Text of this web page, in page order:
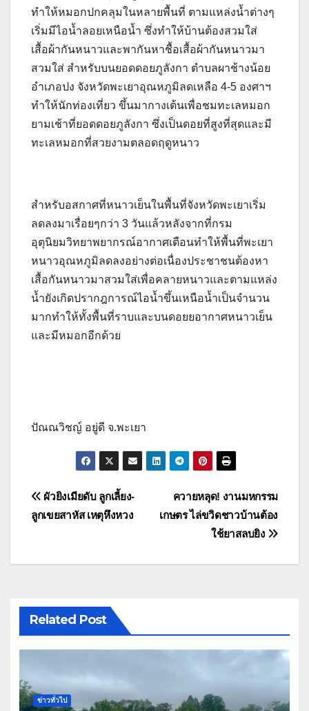
ทำให้หมอกปกคลุมในหลายพื้นที่ ตามแหล่งน้ำต่างๆ
เริ่มมีไอน้ำลอยเหนือน้ำ ซึ่งทำให้บ้านต้องสวมใส่
เสื้อผ้ากันหนาวและพากันหาชื้อเสื้อผ้ากันหนาวมา
สวมใส่ สำหรับบนยอดดอยภูลังกา ตำบลผาช้างน้อย
อำเภอปง จังหวัดพะเยาอุณหภูมิลดเหลือ 4-5 องศาฯ
ทำให้นักท่องเที่ยว ขึ้นมากางเต้นเพื่อชมทะเลหมอก
ยามเช้าที่ยอดดอยภูลังกา ซึ่งเป็นดอยที่สูงที่สุดและมี
ทะเลหมอกที่สวยงามตลอดฤดูหนาว
สำหรับอสกาศที่หนาวเย็นในพื้นที่จังหวัดพะเยาเริ่ม
ลดลงมาเรื่อยๆกว่า 3 วันแล้วหลังจากที่กรม
อุตุนิยมวิทยาพยากรณ์อากาศเตือนทำให้พื้นที่พะเยา
หนาวอุณหภูมิลดลงอย่างต่อเนื่องประชาชนต้องหา
เสื้อกันหนาวมาสวมใส่เพื่อคลายหนาวและตามแหล่ง
น้ำยังเกิดปรากฎการณ์ไอน้ำขึ้นเหนือน้ำเป็นจำนวน
มากทำให้ทั้งพื้นที่ราบและบนดอยยอากาศหนาวเย็น
และมีหมอกอีกด้วย
ปัณณวิชญ์ อยู่ดี จ.พะเยา
แนะแนว
เรื่อง
ควายหลุด! งานมหกรรม
เกษตร ไล่ขวิดชาวบ้านต้อง
ใช้ยาสลบยิง
ผัวยิงเมียดับ ลูกเลี้ยง-
ลูกเขยสาหัส เหตุหึงหวง
Related Post
ข่าวทั่วไป